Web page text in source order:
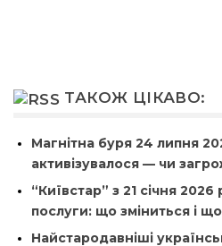
ТАКОЖ ЦІКАВО:
Магнітна буря 24 липня
активізувалося — чи
“Київстар” з 21 січня
послуги: що зміниться і
Найстародавніші